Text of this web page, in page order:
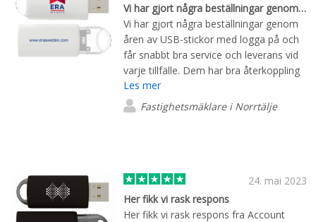
Vi har gjort några beställningar genom…
Vi har gjort några beställningar genom
åren av USB-stickor med logga på och
får snabbt bra service och leverans vid
varje tillfälle. Dem har bra återkoppling
och det skapar att vi blir påminda ibland
att se över om en ny beställning
behöver göras på nytt och inte när
Les mer
Fastighetsmäklare i Norrtälje
24. mai 2023
Her fikk vi rask respons
Her fikk vi rask respons fra Account